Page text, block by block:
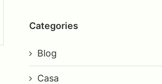
Categories
Blog
Casa